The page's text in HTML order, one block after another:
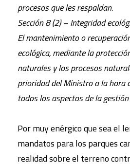
procesos que les respaldan.
Sección 8 (2) – Integridad
El mantenimiento o
ecológica, mediante la
naturales y los procesos
prioridad del Ministro a la hora
todos los aspectos de la
Por muy enérgico que sea el
mandatos para los parques
realidad sobre el terreno